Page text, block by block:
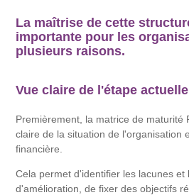
La maîtrise de cette
importante pour les
plusieurs raisons.
Vue claire de l'étape actuelle
Premièrement, la matrice de maturité
claire de la situation de l'organisation
financière.
Cela permet d'identifier les lacunes et
d'amélioration, de fixer des objectifs